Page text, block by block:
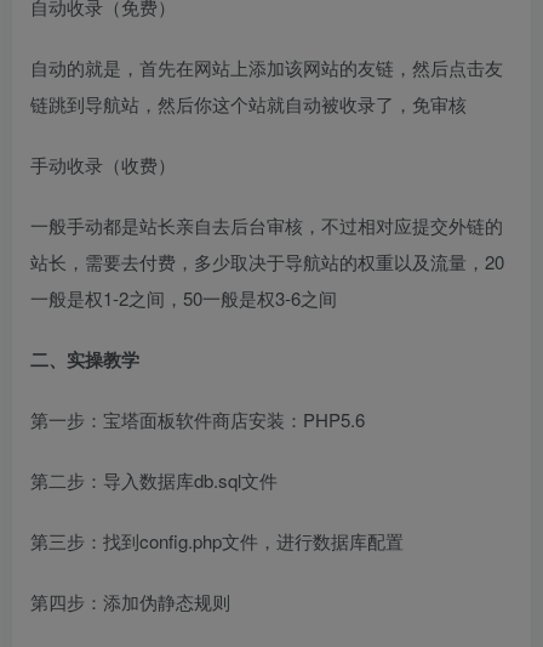
自动收录（免费）
自动的就是，首先在网站上添加该网站的友链，然后点击友
链跳到导航站，然后你这个站就自动被收录了，免审核
手动收录（收费）
一般手动都是站长亲自去后台审核，不过相对应提交外链的
站长，需要去付费，多少取决于导航站的权重以及流量，20
一般是权1-2之间，50一般是权3-6之间
二、实操教学
第一步：宝塔面板软件商店安装：PHP5.6
第二步：导入数据库db.sql文件
第三步：找到config.php文件，进行数据库配置
第四步：添加伪静态规则